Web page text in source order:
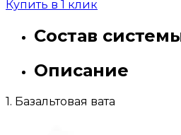
Купить в 1 клик
Состав
Описание
1. Базальтовая вата